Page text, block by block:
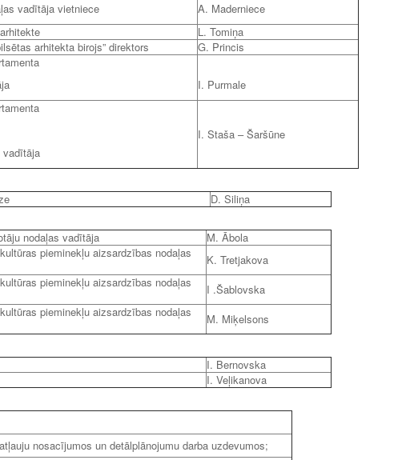
vadītāja vietniece
A. Maderniece
L. Tomiņa
arhitekta birojs” direktors
G. Princis
I. Purmale
vadītāja
I. Staša – Šaršūne
D. Siliņa
nodaļas vadītāja
M. Ābola
pieminekļu aizsardzības nodaļas
K. Tretjakova
pieminekļu aizsardzības nodaļas
I .Šablovska
pieminekļu aizsardzības nodaļas
M. Miķelsons
I. Bernovska
I. Veļikanova
nosacījumos un detālplānojumu darba uzdevumos;